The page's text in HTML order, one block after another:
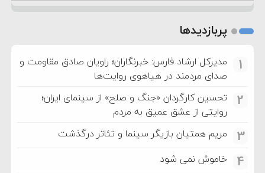
پربازدیدها
1
مدیرکل ارشاد فارس: خبرنگاران؛ راویان صادق مقاومت و
صدای مردمند در هیاهوی روایت‌ها
2
تحسین کارگردان «جنگ و صلح» از سینمای ایران؛
روایتی از عشق عمیق به مردم
3 مریم همتیان بازیگر سینما و تئاتر درگذشت
4 خاموش نمی شود